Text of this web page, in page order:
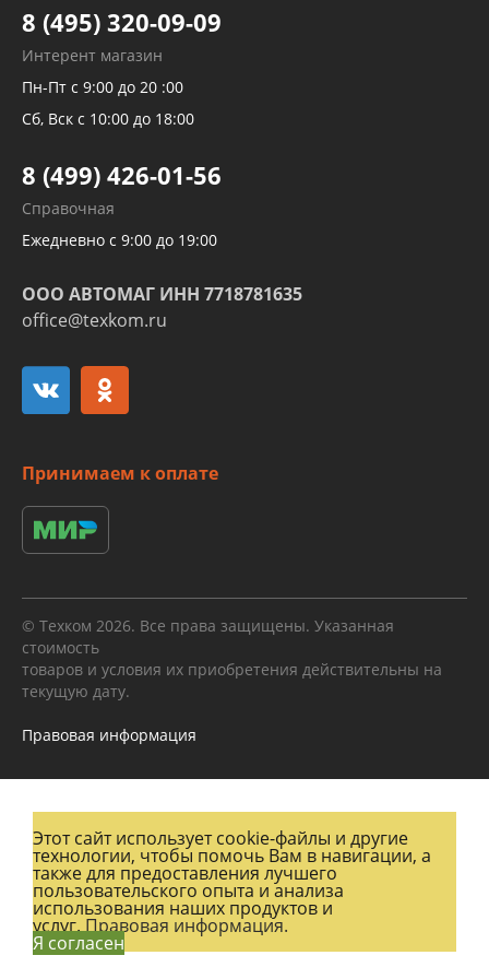
Тормозных трубок
Рукавов гидроусилителей
Рукавов компрессоров и турбин
Трубок кондиционеров
Развертка пайка медных стальных
алюминиевых трубок и штуцеров
8 (495) 320-09-09
Интерент магазин
Пн-Пт с 9:00 до 20 :00
Сб, Вск с 10:00 до 18:00
8 (499) 426-01-56
Справочная
Ежедневно с 9:00 до 19:00
ООО АВТОМАГ ИНН 7718781635
office@texkom.ru
Принимаем к оплате
© Техком 2026. Все права защищены. Указанная
стоимость
товаров и условия их приобретения действительны на
текущую дату.
Правовая информация
Этот сайт использует cookie-файлы и другие
технологии, чтобы помочь Вам в навигации, а
также для предоставления лучшего
пользовательского опыта и анализа
использования наших продуктов и
услуг.Правовая информация.
Я согласен